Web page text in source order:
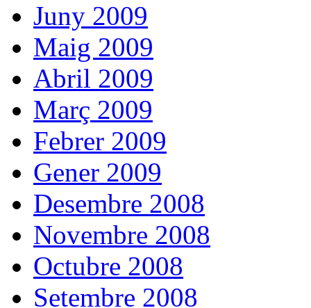
Juny 2009
Maig 2009
Abril 2009
Març 2009
Febrer 2009
Gener 2009
Desembre 2008
Novembre 2008
Octubre 2008
Setembre 2008